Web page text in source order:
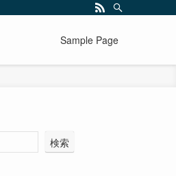
Sample Page
検索